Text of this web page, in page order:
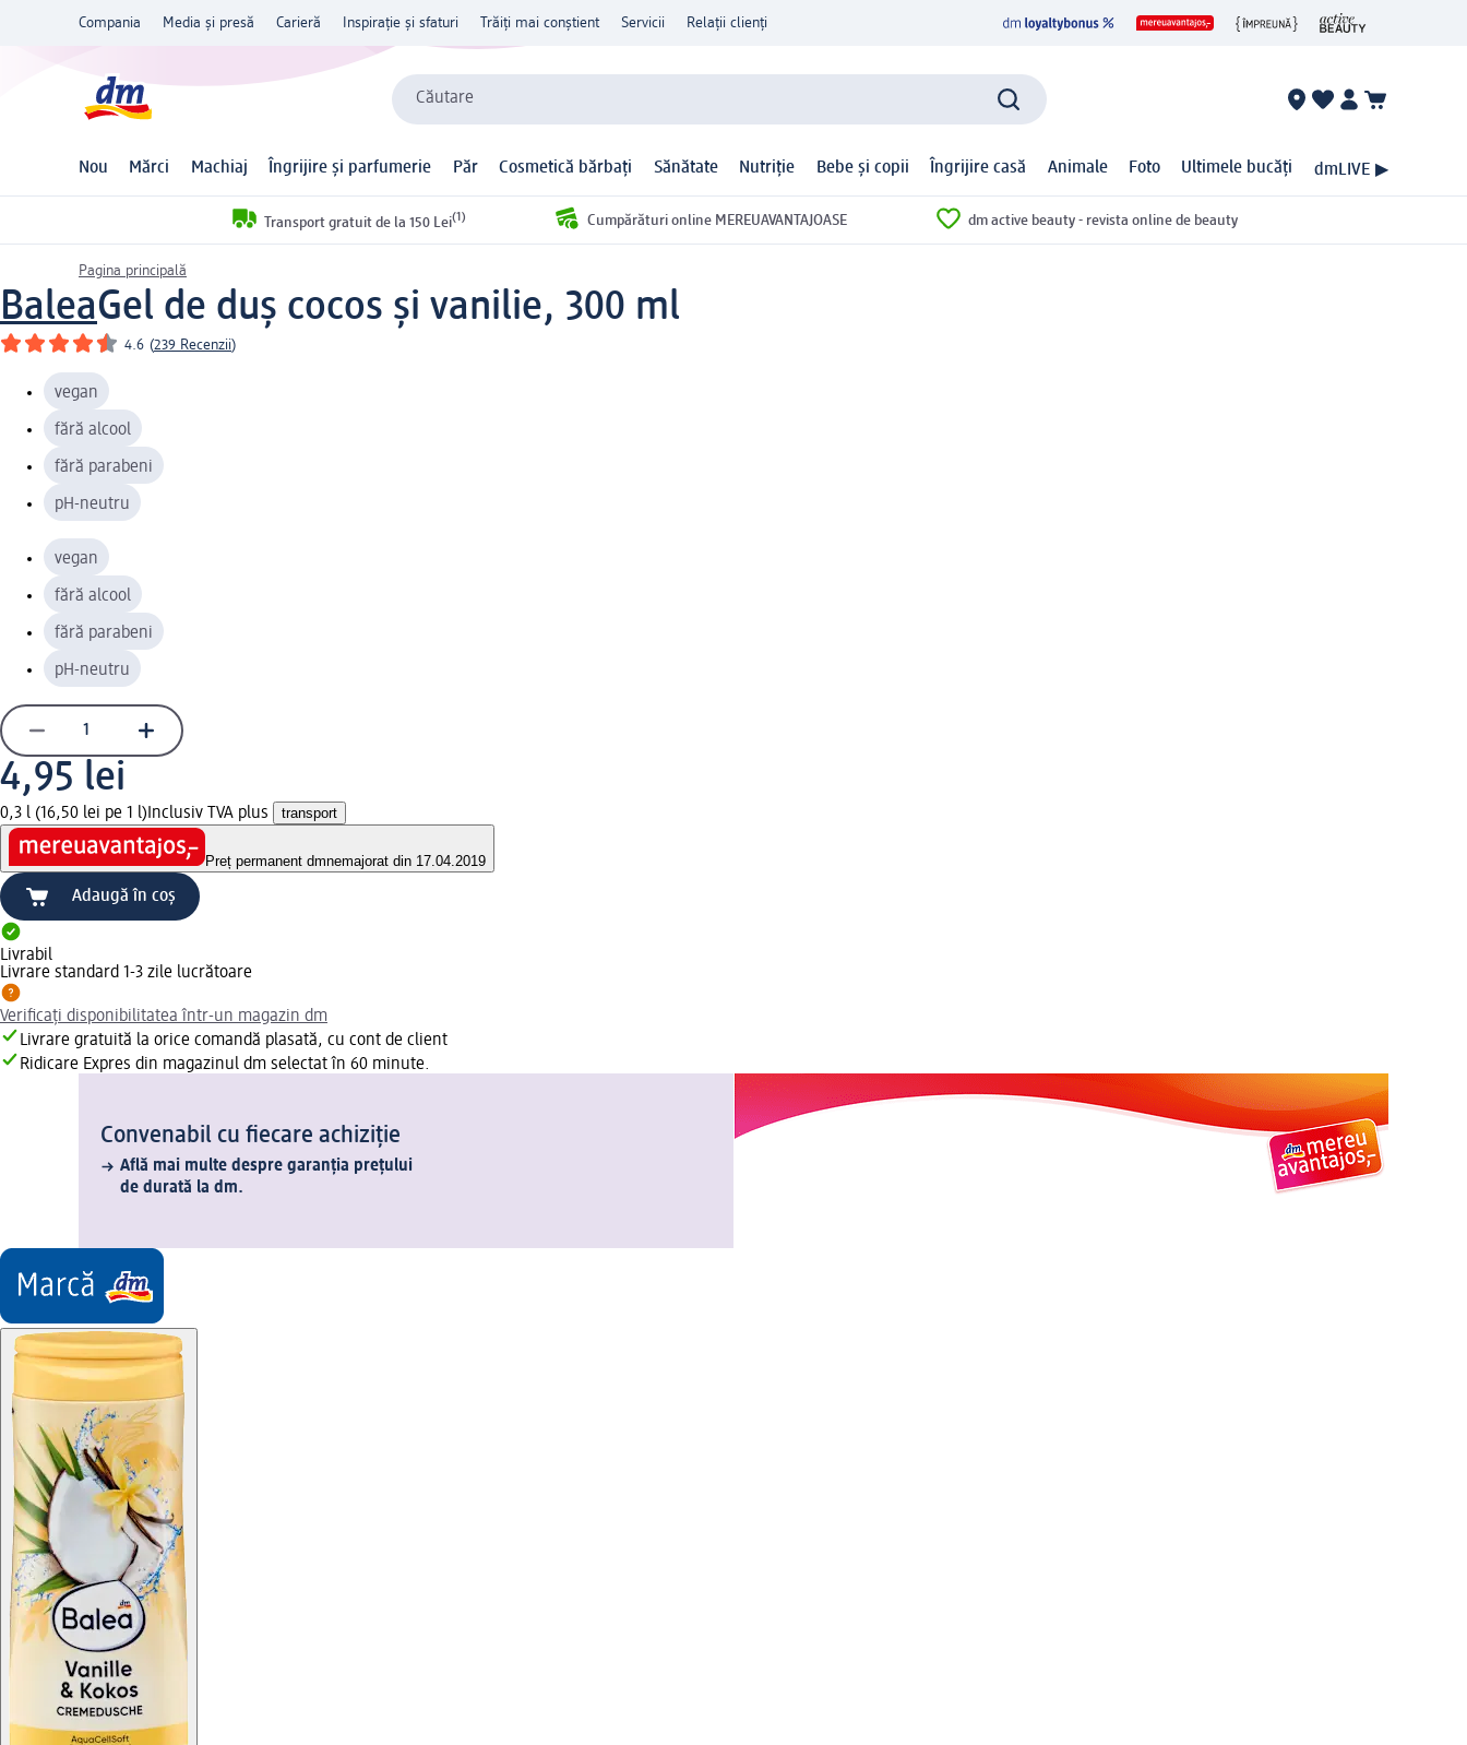
Compania Media și presă Carieră Inspirație și sfaturi Trăiți mai conștient Servicii Relații clienți
Căutare
Nou Mărci Machiaj Îngrijire și parfumerie Păr Cosmetică bărbați Sănătate Nutriție Bebe și copii Îngrijire casă Animale Foto Ultimele bucăți dmLIVE ▶
Transport gratuit de la 150 Lei(1) Cumpărături online MEREUAVANTAJOASE dm active beauty - revista online de beauty
Pagina principală
BaleaGel de duș cocos și vanilie, 300 ml
4.6 (239 Recenzii)
vegan
fără alcool
fără parabeni
pH-neutru
vegan
fără alcool
fără parabeni
pH-neutru
4,95 lei
0,3 l (16,50 lei pe 1 l) Inclusiv TVA plus transport
Preț permanent dmnemajorat din 17.04.2019
Adaugă în coș
Livrabil
Livrare standard 1-3 zile lucrătoare
Verificați disponibilitatea într-un magazin dm
Livrare gratuită la orice comandă plasată, cu cont de client
Ridicare Expres din magazinul dm selectat în 60 minute.
Convenabil cu fiecare achiziție
Află mai multe despre garanția prețului
de durată la dm.